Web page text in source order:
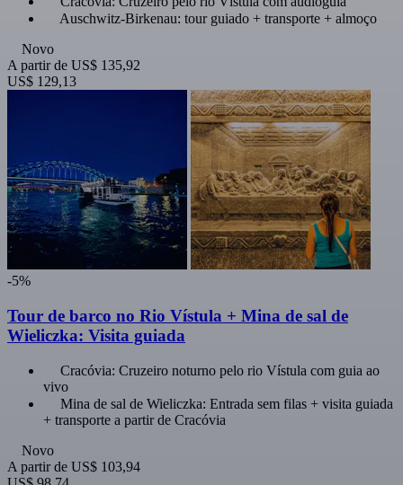
Auschwitz-Birkenau: tour guiado + transporte + almoço
Novo
A partir de US$ 135,92
US$ 129,13
-5%
Tour de barco no Rio Vístula + Mina de sal de
Wieliczka: Visita guiada
Cracóvia: Cruzeiro noturno pelo rio Vístula com guia ao
vivo
Mina de sal de Wieliczka: Entrada sem filas + visita guiada
+ transporte a partir de Cracóvia
Novo
A partir de US$ 103,94